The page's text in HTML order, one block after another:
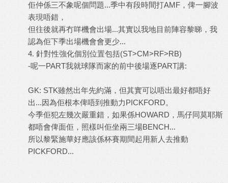
佢仲係三不象呢個問題...季中有段時間打AMF，俾一腳波
表現唔錯，
但往後就再冇咩機會出場...其實以我地目前陣容黎睇，我
認為佢下季出場機會會更少...
4. 針對性強化個別位置包括(ST>CM>RF>RB)
-呢一PART我就球隊而家的前中後場逐PART講:
GK: STK雖然出年先約滿，但其實可以唔出最好都唔好
出...因為佢根本俾唔到推動力PICKFORD。
今季佢犯左幾次嚴重錯，如果係HOWARD ，馬仔同莫耶斯
都唔會俾面佢，照樣叫佢坐兩三場BENCH...
所以黎緊施華好應該係杯賽期間起用新人去推動
PICKFORD...